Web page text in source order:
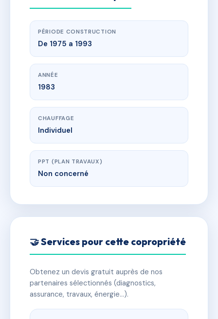
PÉRIODE CONSTRUCTION
De 1975 a 1993
ANNÉE
1983
CHAUFFAGE
Individuel
PPT (PLAN TRAVAUX)
Non concerné
🤝 Services pour cette copropriété
Obtenez un devis gratuit auprès de nos
partenaires sélectionnés (diagnostics,
assurance, travaux, énergie…).